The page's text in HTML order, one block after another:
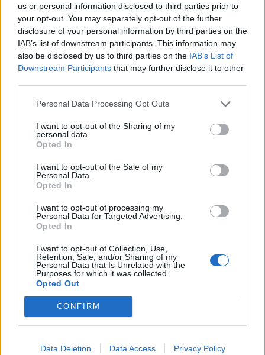
us or personal information disclosed to third parties prior to
your opt-out. You may separately opt-out of the further
disclosure of your personal information by third parties on the
IAB’s list of downstream participants. This information may
also be disclosed by us to third parties on the IAB’s List of
Downstream Participants that may further disclose it to other
Personal Data Processing Opt Outs
I want to opt-out of the Sharing of my
personal data.
Opted In
I want to opt-out of the Sale of my
Personal Data.
Opted In
I want to opt-out of processing my
Personal Data for Targeted Advertising.
Opted In
I want to opt-out of Collection, Use,
Retention, Sale, and/or Sharing of my
Personal Data that Is Unrelated with the
Purposes for which it was collected.
Opted Out
CONFIRM
Data Deletion Data Access Privacy Policy
A kockázati-tőke társaságok mintegy 30 milliárd
dollárt fektettek be a kriptopiaccal kapcsolatban
lévő cégekbe 2021-ben. Az Egyesült Államokban a
kriptóval core tevékenységként foglalkozó
cégekbe 7,2 milliárd dollár áramlott, ez több mint
négyszerese az eddigi rekordév befektetéseinek –
írja a Bloomberg.
Az említett 30 milliárd dollárnyi kockázatitőke-
befektetésekbe a kriptopiachoz lazábban kapcsolódó
és a Revolut idei tőkebevonási körei. Ezek a társaságok
nem kizárólag kriptóval foglalkoznak, de bevételeik egy
cégek is hatalmas befektetéseket szereztek...
KEDVES OLVASÓNK!
A keresett cikk a portfolio.hu hírarchívumához
tartozik, melynek olvasása előfizetéses
regisztrációhoz kötött.
Az előfizetés a következőket tartalmazza: